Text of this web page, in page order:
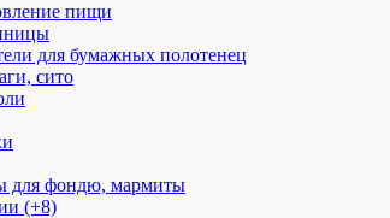
пищи
для бумажных полотенец
сито
для фондю, мармиты
(+8)